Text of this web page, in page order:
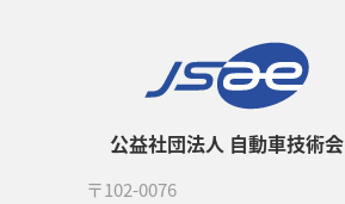
公益社団法人 自動車技術会
〒102-0076